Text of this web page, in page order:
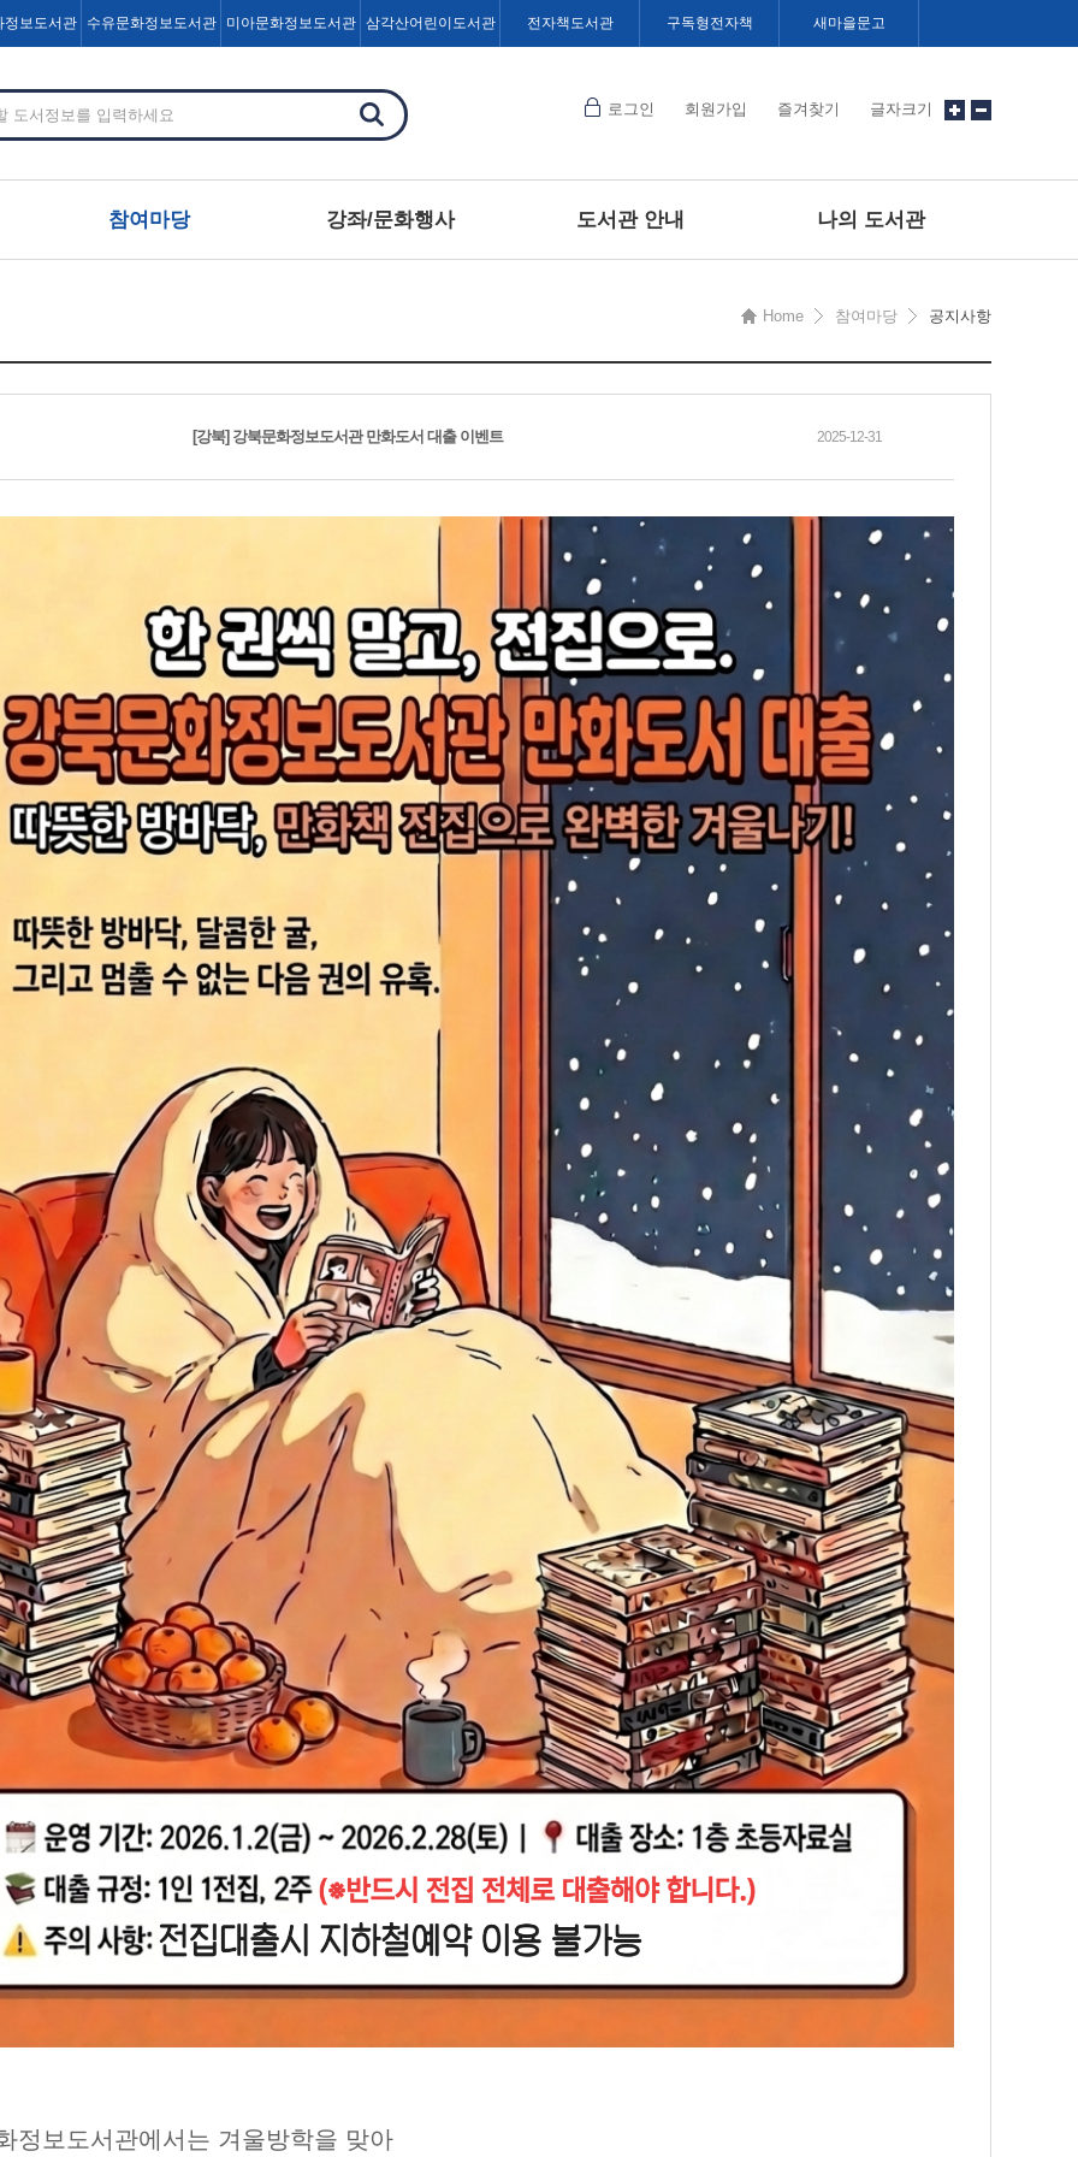
정보도서관 수유문화정보도서관 미아문화정보도서관 삼각산어린이도서관 전자책도서관 구독형전자책 새마을문고
로그인 회원가입 즐겨찾기 글자크기
참여마당 강좌/문화행사 도서관 안내 나의 도서관
Home 참여마당 공지사항
[강북] 강북문화정보도서관 만화도서 대출 이벤트 2025-12-31
정보도서관에서는 겨울방학을 맞아